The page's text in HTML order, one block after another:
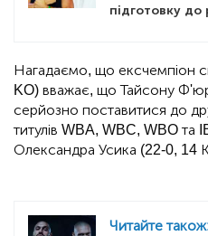
підготовку
Нагадаємо, що ексчемпіон
KO) вважає, що Тайсону
серйозно поставитися до
титулів WBA, WBC, WBO та
Олександра Усика (22-0, 14
Читайте